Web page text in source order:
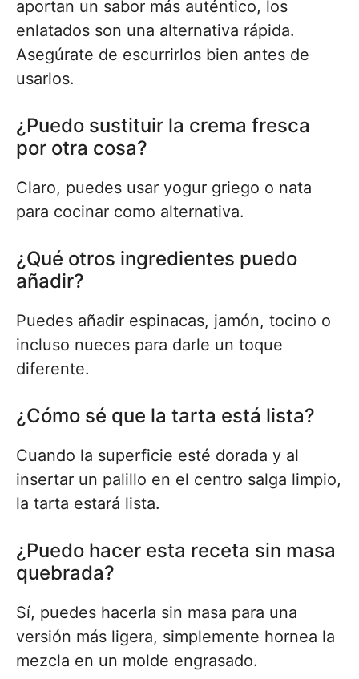
aportan un sabor más auténtico, los
enlatados son una alternativa rápida.
Asegúrate de escurrirlos bien antes de
usarlos.
¿Puedo sustituir la crema fresca
por otra cosa?
Claro, puedes usar yogur griego o nata
para cocinar como alternativa.
¿Qué otros ingredientes puedo
añadir?
Puedes añadir espinacas, jamón, tocino o
incluso nueces para darle un toque
diferente.
¿Cómo sé que la tarta está lista?
Cuando la superficie esté dorada y al
insertar un palillo en el centro salga limpio,
la tarta estará lista.
¿Puedo hacer esta receta sin masa
quebrada?
Sí, puedes hacerla sin masa para una
versión más ligera, simplemente hornea la
mezcla en un molde engrasado.